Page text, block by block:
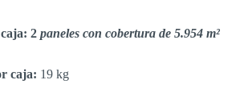
2 paneles con cobertura de 5.954 m²
caja: 19 kg